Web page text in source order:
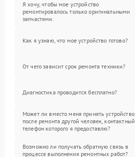
Я хочу, чтобы мое устройство
ремонтировалось только оригинальными
запчастями.
Как я узнаю, что мое устройство готово?
От чего зависит срок ремонта техники?
Диагностика проводится бесплатно?
Может ли вместо меня принять устройство
после ремонта другой человек, контактный
телефон которого я предоставлю?
Возможно ли получать обратную связь в
процессе выполнения ремонтных работ?